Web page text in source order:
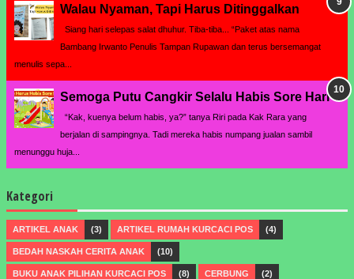
Walau Nyaman, Tapi Harus Ditinggalkan
Siang hari selepas salat dhuhur. Tiba-tiba... “Paket atas nama
Bambang Irwanto Penulis Tampan Rupawan dan terus bersemangat
menulis sepa...
Semoga Putu Cangkir Selalu Habis Sore Hari
“Kak, kuenya belum habis, ya?” tanya Riri pada Kak Rara yang
berjalan di sampingnya. Tadi mereka habis numpang jualan sambil
menunggu huja...
Kategori
ARTIKEL ANAK (3) ARTIKEL RUMAH KURCACI POS (4)
BEDAH NASKAH CERITA ANAK (10)
BUKU ANAK PILIHAN KURCACI POS (8) CERBUNG (2)